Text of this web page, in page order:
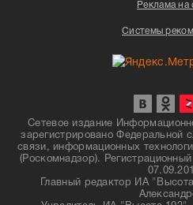
Реклама на
Системы
Сетевое издание
зарегистрировано Федеральной
связи, информационных
(Роскомнадзор).
Главный редактор ИА